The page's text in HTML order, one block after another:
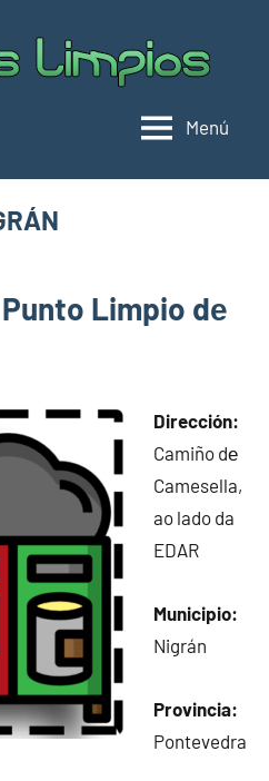
Menú
Limpio dе
Dirección:
Camiño dе
Camesella,
ao lado da
EDAR
Municipio:
Nigrán
Provincia:
Pontevedra